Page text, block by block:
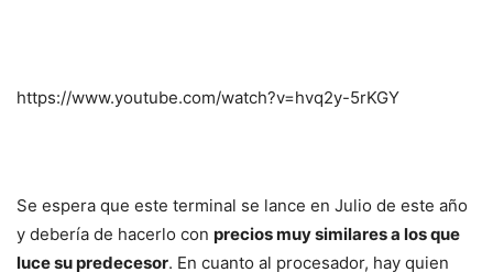
https://www.youtube.com/watch?v=hvq2y-5rKGY
Se espera que este terminal se lance en Julio de este año
y debería de hacerlo con precios muy similares a los que
luce su predecesor. En cuanto al procesador, hay quien